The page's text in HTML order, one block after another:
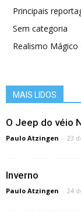
Principais
Sem categoria
Realismo
MAIS LIDOS
O Jeep do véio
Paulo Atzingen - 23
Inverno
Paulo Atzingen - 24